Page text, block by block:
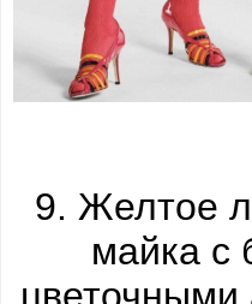
9. Желтое
майка с
цветочными